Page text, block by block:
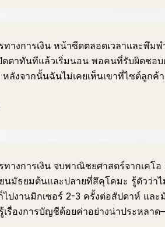
ทางการเงิน หน้าซีดตลอดเวลาและพึม
ดตาทันทีแล้วเริ่มนอน พอคนที่รับผิดชอ
ลังจากนั้นฉันไม่เคยเห็นเขาที่ไซต์ลูกค้า
ทางการเงิน จบพาณิชยศาสตร์จากเคโ
นมัธยมต้นและปลายที่สึคุโคมะ รู้ตัวว่าไ
ปงานมิกเซอร์ 2-3 ครั้งต่อสัปดาห์ และ
เรื่องการบัญชีด้อยค่าอย่างน่าประหลา